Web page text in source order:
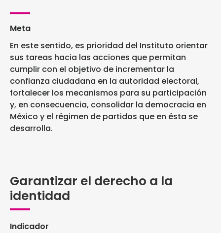
Meta
En este sentido, es prioridad del Instituto orientar
sus tareas hacia las acciones que permitan
cumplir con el objetivo de incrementar la
confianza ciudadana en la autoridad electoral,
fortalecer los mecanismos para su participación
y, en consecuencia, consolidar la democracia en
México y el régimen de partidos que en ésta se
desarrolla.
Garantizar el derecho a la
identidad
Indicador